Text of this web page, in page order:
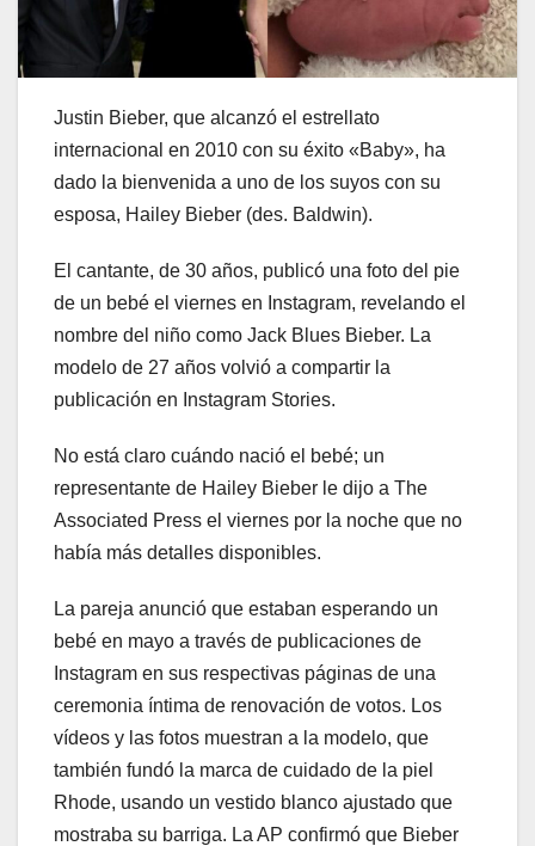
Justin Bieber, que alcanzó el estrellato
internacional en 2010 con su éxito «Baby», ha
dado la bienvenida a uno de los suyos con su
esposa, Hailey Bieber (des. Baldwin).
El cantante, de 30 años, publicó una foto del pie
de un bebé el viernes en Instagram, revelando el
nombre del niño como Jack Blues Bieber. La
modelo de 27 años volvió a compartir la
publicación en Instagram Stories.
No está claro cuándo nació el bebé; un
representante de Hailey Bieber le dijo a The
Associated Press el viernes por la noche que no
había más detalles disponibles.
La pareja anunció que estaban esperando un
bebé en mayo a través de publicaciones de
Instagram en sus respectivas páginas de una
ceremonia íntima de renovación de votos. Los
vídeos y las fotos muestran a la modelo, que
también fundó la marca de cuidado de la piel
Rhode, usando un vestido blanco ajustado que
mostraba su barriga. La AP confirmó que Bieber